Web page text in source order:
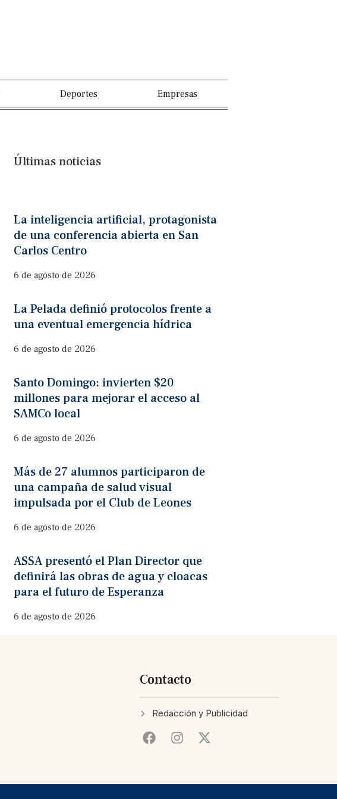
Deportes Empresas
Últimas noticias
La inteligencia artificial, protagonista
de una conferencia abierta en San
Carlos Centro
6 de agosto de 2026
La Pelada definió protocolos frente a
una eventual emergencia hídrica
6 de agosto de 2026
Santo Domingo: invierten $20
millones para mejorar el acceso al
SAMCo local
6 de agosto de 2026
Más de 27 alumnos participaron de
una campaña de salud visual
impulsada por el Club de Leones
6 de agosto de 2026
ASSA presentó el Plan Director que
definirá las obras de agua y cloacas
para el futuro de Esperanza
6 de agosto de 2026
Contacto
Redacción y Publicidad